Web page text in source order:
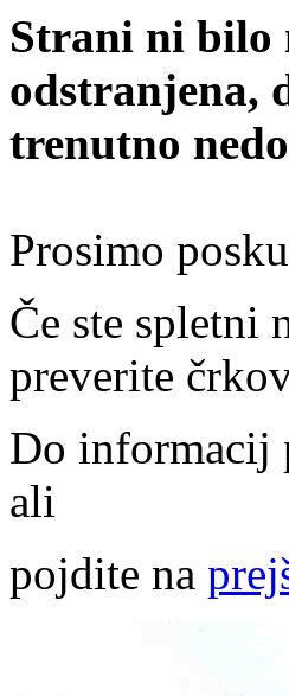
Strani ni bilo
odstranjena,
trenutno
Prosimo
Če ste spletni
preverite
Do informacij
ali
pojdite na